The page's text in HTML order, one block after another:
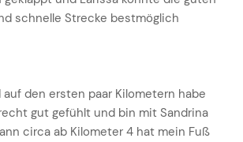
schnelle Strecke bestmöglich
auf den ersten paar Kilometern habe
gut gefühlt und bin mit Sandrina
circa ab Kilometer 4 hat mein Fuß